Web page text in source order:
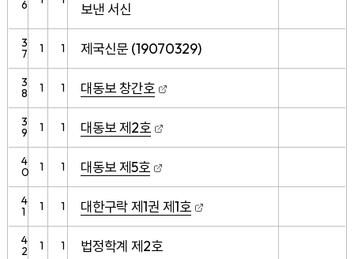
6
보낸 서신
3
7 1 1 제국신문 (19070329)
3
8 1 1 대동보 창간호
3
9 1 1 대동보 제2호
4
0 1 1 대동보 제5호
4
1 1 1 대한구락 제1권 제1호
4
2 1 1 법정학계 제2호